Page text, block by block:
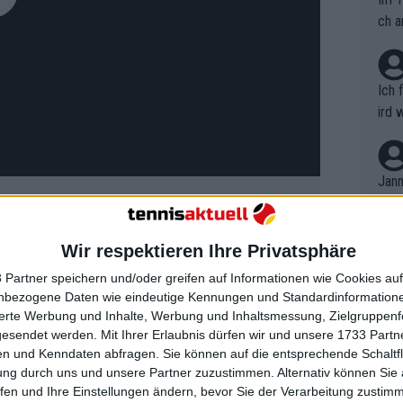
Wir respektieren Ihre Privatsphäre
Partner speichern und/oder greifen auf Informationen wie Cookies
Daten wie eindeutige Kennungen und
Werbung und Inhalte, Werbung und Inhaltsmessung,
werden. Mit Ihrer Erlaubnis dürfen wir und unsere 1733
und Kenndaten abfragen. Sie können auf die entsprechende
durch uns und unsere Partner zuzustimmen. Alternativ können Sie
und Ihre Einstellungen ändern, bevor Sie der Verarbeitung
unzählige Duelle mit
Drittrunden-Match in
die ehemalige US-Open-Siegerin
bezwang. Gegen Kyrgios ist es
größere Herausforderung
ch
Ich
ird
r in
em
t,
B.
on
n
nt.